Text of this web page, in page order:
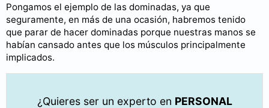
Pongamos el ejemplo de las dominadas, ya que
seguramente, en más de una ocasión, habremos tenido
que parar de hacer dominadas porque nuestras manos se
habían cansado antes que los músculos principalmente
implicados.
¿Quieres ser un experto en PERSONAL